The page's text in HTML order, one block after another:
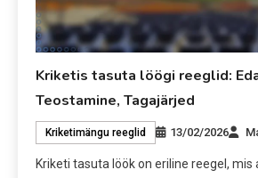
Kriketis tasuta löögi reeglid:
Teostamine, Tagajärjed
Kriketimängu reeglid 13/02/2026
Kriketi tasuta löök on eriline reegel, mis